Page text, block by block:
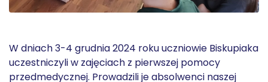
W dniach 3-4 grudnia 2024 roku uczniowie Biskupiaka
uczestniczyli w zajęciach z pierwszej pomocy
przedmedycznej. Prowadzili je absolwenci naszej